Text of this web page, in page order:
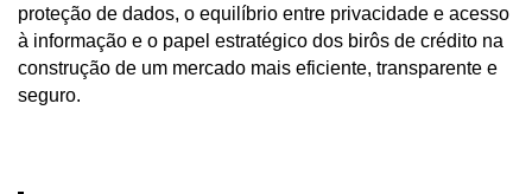
proteção de dados, o equilíbrio entre privacidade e acesso
à informação e o papel estratégico dos birôs de crédito na
construção de um mercado mais eficiente, transparente e
seguro.